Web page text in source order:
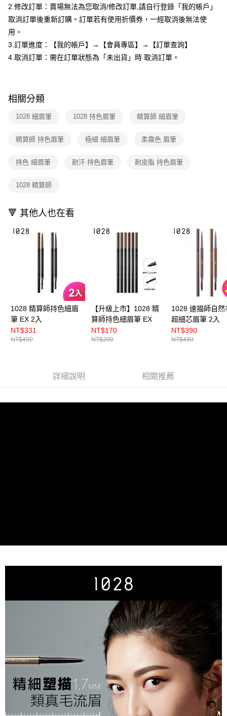
【「AFTEE先享後付」結帳流程】
１．於結帳方式選擇「AFTEE先享後付」後，將跳轉至「AFTEE先享後付」
結帳頁面，進行簡訊認證並確認金額後，即可完成結帳。
２．訂單成立數日內，您將收到繳費通知簡訊。
３．收到繳費通知簡訊後14天內，點擊此簡訊中的連結，可透過四大超商／
後付繳納相關費用。
※ 交易是否成功請以「AFTEE先享後付 」之結帳頁面顯示為準，若有關於
客戶支援中心」
https://netprotections.freshdesk.com/support/home
【注意事項】
權轉讓予恩沛科技股份有限公司。
https://aftee.tw/terms/#terms3
任。
時審查核予不同之上限額度；若仍有額度不足之情形，本公司將視審查結果
請求用戶進行身份認證。
５．嚴禁一人註冊多個帳號或使用他人資訊註冊。若發現惡意使用之情形，
恩沛科技股份有限公司將有權停止該用戶之使用額度並採取法律行動。
全家取貨付款
每筆NT$80，滿NT$599(含以上)免運費
付款後全家取貨
每筆NT$80，滿NT$599(含以上)免運費
付款後7-11取貨
每筆NT$80，滿NT$599(含以上)免運費
宅配
國家/地區配送（宇迅）
2.修改訂單：賣場無法為您取消/修改訂單,請自行登錄「我的帳戶」
取消訂單後重新訂購。訂單若有使用折價券，一經取消後無法使
用。
3.訂單進度：【我的帳戶】→【會員專區】→【訂單查詢】
4.取消訂單：需在訂單狀態為「未出貨」時 取消訂單。
相關分類
1028 細眉筆 1028 持色眉筆 精算師 細眉筆
精算師 持色眉筆 極細 細眉筆 柔霧色 眉筆
持色 細眉筆 耐汗 持色眉筆 耐皮脂 持色眉筆
1028 精算師
🔻 其他人也在看
1028 精算師持色細眉
筆 EX 2入
NT$331
NT$400
【升級上市】1028 精
算師持色細眉筆 EX
NT$170
NT$200
1028 速描師自然
超細芯眉筆 2入
NT$390
NT$480
詳細說明 相關推薦